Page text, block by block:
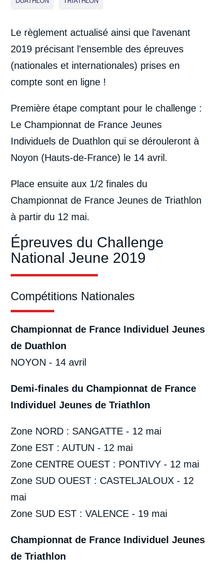
Le règlement actualisé ainsi que l'avenant
2019 précisant l'ensemble des épreuves
(nationales et internationales) prises en
compte sont en ligne !
Première étape comptant pour le challenge :
Le Championnat de France Jeunes
Individuels de Duathlon qui se dérouleront à
Noyon (Hauts-de-France) le 14 avril.
Place ensuite aux 1/2 finales du
Championnat de France Jeunes de Triathlon
à partir du 12 mai.
Épreuves du Challenge
National Jeune 2019
Compétitions Nationales
Championnat de France Individuel Jeunes
de Duathlon
NOYON - 14 avril
Demi-finales du Championnat de France
Individuel Jeunes de Triathlon
Zone NORD : SANGATTE - 12 mai
Zone EST : AUTUN - 12 mai
Zone CENTRE OUEST : PONTIVY - 12 mai
Zone SUD OUEST : CASTELJALOUX - 12
mai
Zone SUD EST : VALENCE - 19 mai
Championnat de France Individuel Jeunes
de Triathlon